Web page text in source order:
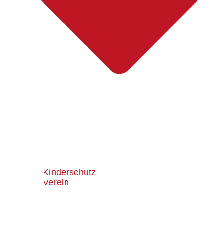
Kinderschutz
Verein